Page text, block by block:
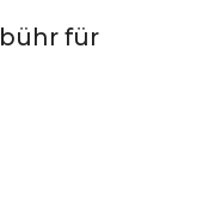
für